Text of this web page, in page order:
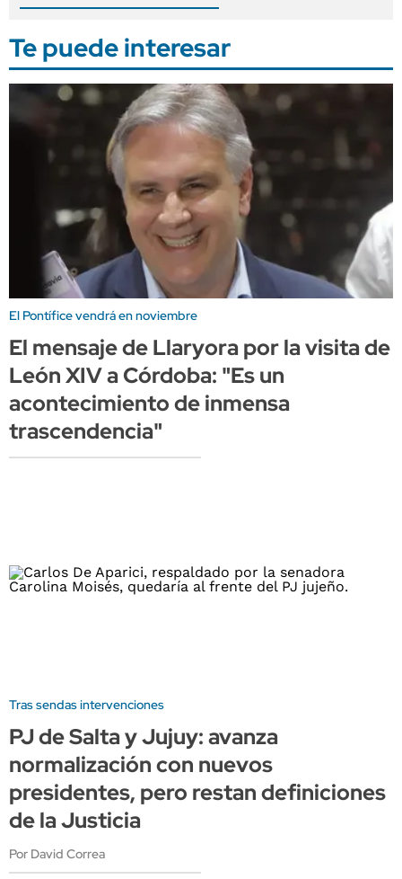
Te puede interesar
El Pontífice vendrá en noviembre
El mensaje de Llaryora por la visita de
León XIV a Córdoba: "Es un
acontecimiento de inmensa
trascendencia"
Tras sendas intervenciones
PJ de Salta y Jujuy: avanza
normalización con nuevos
presidentes, pero restan definiciones
de la Justicia
Por David Correa